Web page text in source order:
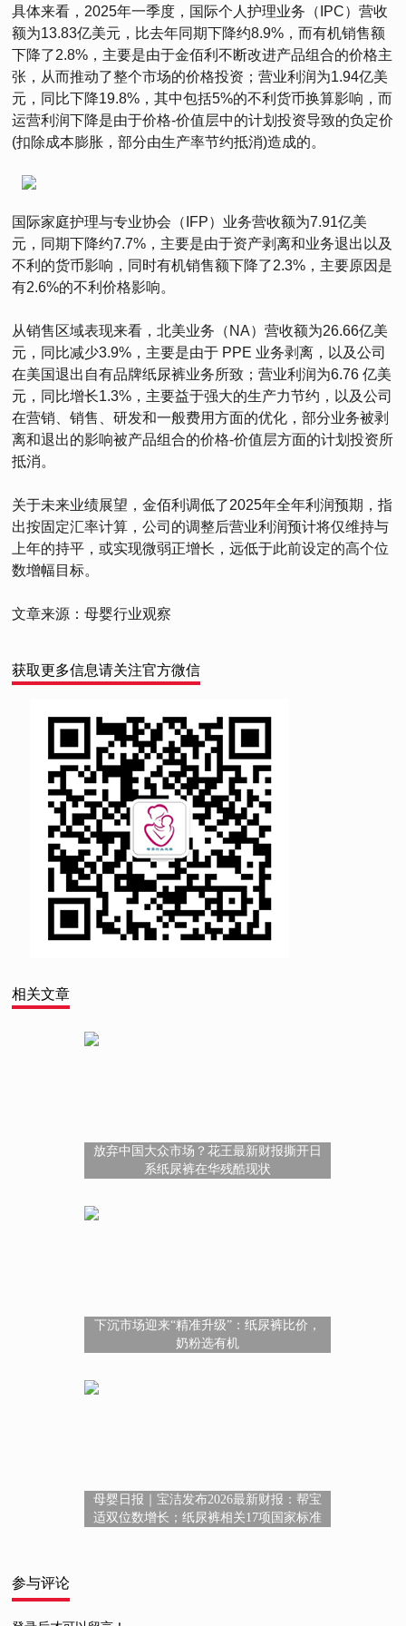
具体来看，2025年一季度，国际个人护理业务（IPC）营收
额为13.83亿美元，比去年同期下降约8.9%，而有机销售额
下降了2.8%，主要是由于金佰利不断改进产品组合的价格主
张，从而推动了整个市场的价格投资；营业利润为1.94亿美
元，同比下降19.8%，其中包括5%的不利货币换算影响，而
运营利润下降是由于价格-价值层中的计划投资导致的负定价
(扣除成本膨胀，部分由生产率节约抵消)造成的。
国际家庭护理与专业协会（IFP）业务营收额为7.91亿美
元，同期下降约7.7%，主要是由于资产剥离和业务退出以及
不利的货币影响，同时有机销售额下降了2.3%，主要原因是
有2.6%的不利价格影响。
从销售区域表现来看，北美业务（NA）营收额为26.66亿美
元，同比减少3.9%，主要是由于 PPE 业务剥离，以及公司
在美国退出自有品牌纸尿裤业务所致；营业利润为6.76 亿美
元，同比增长1.3%，主要益于强大的生产力节约，以及公司
在营销、销售、研发和一般费用方面的优化，部分业务被剥
离和退出的影响被产品组合的价格-价值层方面的计划投资所
抵消。
关于未来业绩展望，金佰利调低了2025年全年利润预期，指
出按固定汇率计算，公司的调整后营业利润预计将仅维持与
上年的持平，或实现微弱正增长，远低于此前设定的高个位
数增幅目标。
文章来源：母婴行业观察
获取更多信息请关注官方微信
相关文章
放弃中国大众市场？花王最新财报撕开日
系纸尿裤在华残酷现状
下沉市场迎来“精准升级”：纸尿裤比价，
奶粉选有机
母婴日报｜宝洁发布2026最新财报：帮宝
适双位数增长；纸尿裤相关17项国家标准
参与评论